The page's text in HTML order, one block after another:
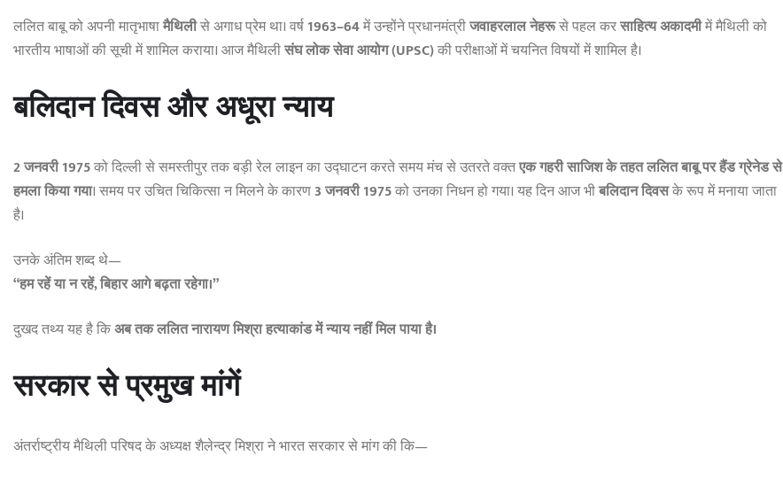
ललित बाबू को अपनी मातृभाषामैथिलीसे अगाध प्रेम था। वर्ष1963–64में उन्होंने प्रधानमंत्रीजवाहरलाल नेहरूसे पहल करसाहित्य अकादमीमें मैथिली को
भारतीय भाषाओं की सूची में शामिल कराया। आज मैथिलीसंघ लोक सेवा आयोग (UPSC)की परीक्षाओं में चयनित विषयों में शामिल है।
बलिदान दिवस और अधूरा न्याय
2 जनवरी 1975को दिल्ली से समस्तीपुर तक बड़ी रेल लाइन का उद्घाटन करते समय मंच से उतरते वक्तएक गहरी साजिश के तहत ललित बाबू पर हैंड ग्रेनेड से
हमला किया गया। समय पर उचित चिकित्सा न मिलने के कारण3 जनवरी 1975को उनका निधन हो गया। यह दिन आज भीबलिदान दिवसके रूप में मनाया जाता
है।
उनके अंतिम शब्द थे—
“हम रहें या न रहें, बिहार आगे बढ़ता रहेगा।”
दुखद तथ्य यह है किअब तक ललित नारायण मिश्रा हत्याकांड में न्याय नहीं मिल पाया है।
सरकार से प्रमुख मांगें
अंतर्राष्ट्रीय मैथिली परिषद के अध्यक्ष शैलेन्द्र मिश्रा ने भारत सरकार से मांग की कि—